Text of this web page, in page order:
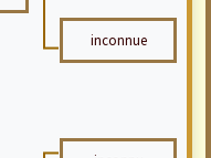
inconnue